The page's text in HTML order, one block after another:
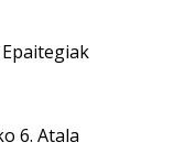
6. Atala